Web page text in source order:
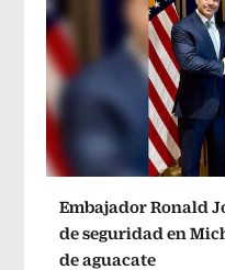
Embajador Ronald
de seguridad en
de aguacate